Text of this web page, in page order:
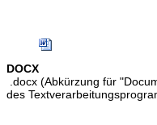
DOCX
.docx (Abkürzung für
des